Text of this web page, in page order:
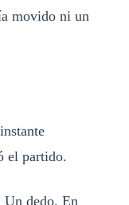
movido ni un
el partido.
Un dedo. En